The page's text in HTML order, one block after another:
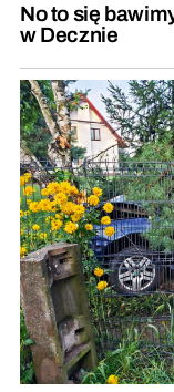
No to się
w Decznie